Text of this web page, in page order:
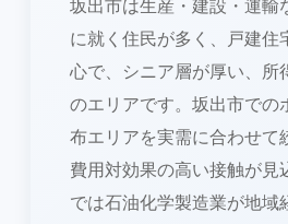
坂出市は生産・建設・運輸
に就く住民が多く、戸建住
心で、シニア層が厚い、所
のエリアです。坂出市での
布エリアを実需に合わせて
費用対効果の高い接触が見
では石油化学製造業が地域